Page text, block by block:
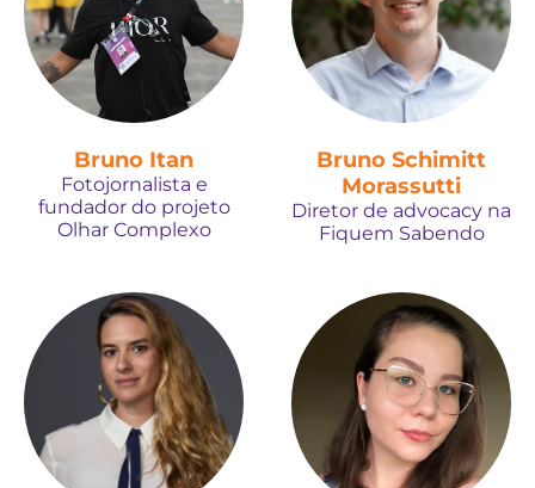
Bruno Itan
Fotojornalista e
fundador do projeto
Olhar Complexo
Bruno Schimitt
Morassutti
Diretor de advocacy na
Fiquem Sabendo